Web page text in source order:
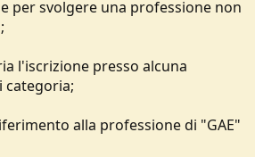
per svolgere una professione non
l'iscrizione presso alcuna
categoria;
alla professione di "GAE"